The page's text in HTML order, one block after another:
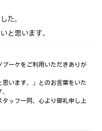
た。
と思います。
ーケをご利用いただきありが
思います。」とのお言葉をいた
ッフ一同、心より御礼申し上